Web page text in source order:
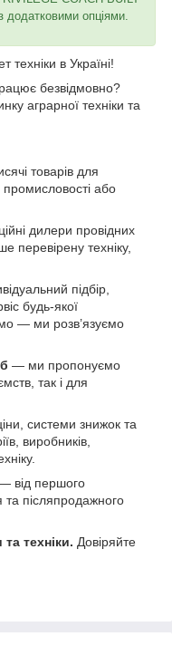
опціями.
в Україні!
безвідмовно?
аграрної техніки та
товарів для
промисловості або
дилери провідних
перевірену техніку,
підбір,
будь-якої
— ми розв’язуємо
— ми пропонуємо
так і для
системи знижок та
виробників,
від першого
післяпродажного
техніки. Довіряйте